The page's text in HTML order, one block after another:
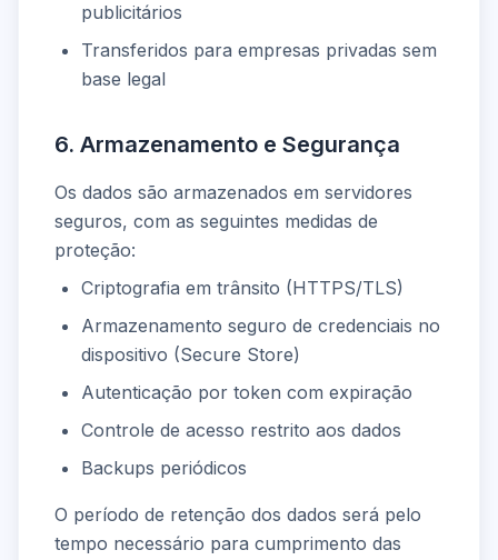
publicitários
Transferidos para empresas privadas sem
base legal
6. Armazenamento e Segurança
Os dados são armazenados em servidores
seguros, com as seguintes medidas de
proteção:
Criptografia em trânsito (HTTPS/TLS)
Armazenamento seguro de credenciais no
dispositivo (Secure Store)
Autenticação por token com expiração
Controle de acesso restrito aos dados
Backups periódicos
O período de retenção dos dados será pelo
tempo necessário para cumprimento das